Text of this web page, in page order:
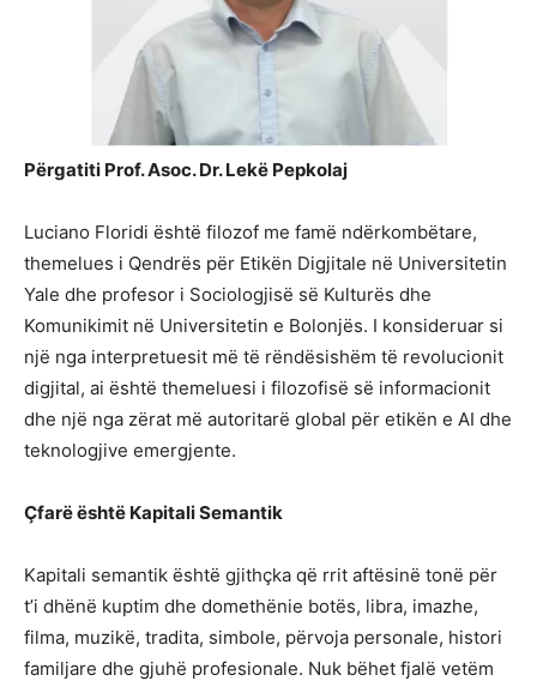
Përgatiti Prof. Asoc. Dr. Lekë Pepkolaj
Luciano Floridi është filozof me famë ndërkombëtare,
themelues i Qendrës për Etikën Digjitale në Universitetin
Yale dhe profesor i Sociologjisë së Kulturës dhe
Komunikimit në Universitetin e Bolonjës. I konsideruar si
një nga interpretuesit më të rëndësishëm të revolucionit
digjital, ai është themeluesi i filozofisë së informacionit
dhe një nga zërat më autoritarë global për etikën e AI dhe
teknologjive emergjente.
Çfarë është Kapitali Semantik
Kapitali semantik është gjithçka që rrit aftësinë tonë për
t’i dhënë kuptim dhe domethënie botës, libra, imazhe,
filma, muzikë, tradita, simbole, përvoja personale, histori
familjare dhe gjuhë profesionale. Nuk bëhet fjalë vetëm